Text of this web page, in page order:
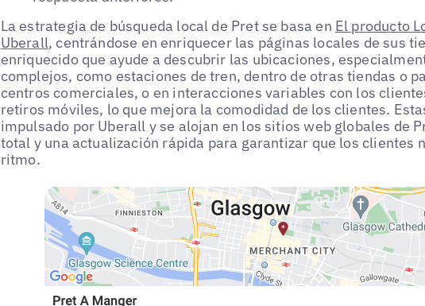
La estrategia de búsqueda local de Pret se basa en El producto
Uberall, centrándose en enriquecer las páginas locales de sus
enriquecido que ayude a descubrir las ubicaciones,
complejos, como estaciones de tren, dentro de otras tiendas o
centros comerciales, o en interacciones variables con los
retiros móviles, lo que mejora la comodidad de los clientes.
impulsado por Uberall y se alojan en los sitios web globales de
total y una actualización rápida para garantizar que los clientes
ritmo.